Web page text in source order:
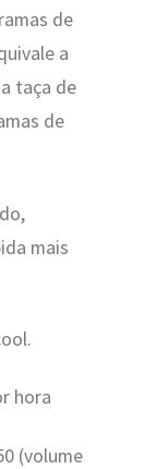
de
a
taça de
de
mais
hora
(volume